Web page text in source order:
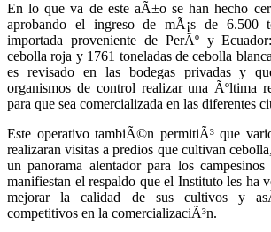
En lo que va de este aÃ±o se han hecho
aprobando el ingreso de mÃ¡s de 6.500
importada proveniente de PerÃº y
cebolla roja y 1761 toneladas de cebolla
es revisado en las bodegas privadas y
organismos de control realizar una Ãºltima
para que sea comercializada en las diferentes
Este operativo tambiÃ©n permitiÃ³ que
realizaran visitas a predios que cultivan
un panorama alentador para los campesinos
manifiestan el respaldo que el Instituto les ha
mejorar la calidad de sus cultivos y
competitivos en la comercializaciÃ³n.